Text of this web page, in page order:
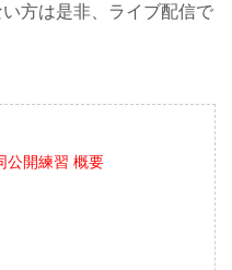
方は是非、ライブ配信で
公開練習 概要